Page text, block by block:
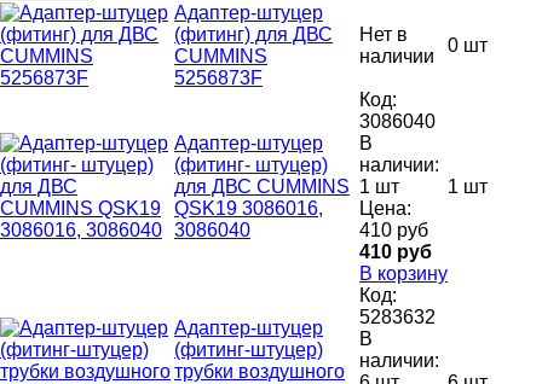
Адаптер-штуцер
(фитинг) для ДВС
CUMMINS
5256873F
Нет в
наличии
0 шт
Адаптер-штуцер
(фитинг- штуцер)
для ДВС CUMMINS
QSK19 3086016,
3086040
Код:
3086040
В
наличии:
1 шт
Цена:
410 руб
410 руб
В корзину
1 шт
Адаптер-штуцер
(фитинг-штуцер)
трубки воздушного
Код:
5283632
В
наличии: